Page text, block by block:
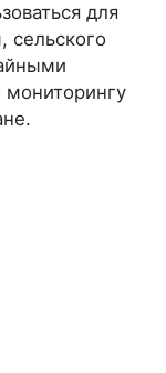
для
сельского